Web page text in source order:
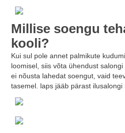
Millise soengu
kooli?
Kui sul pole annet palmikute
loomisel, siis võta ühendust
ei nõusta lahedat soengut, vaid
tasemel. laps jääb pärast ilusalongi